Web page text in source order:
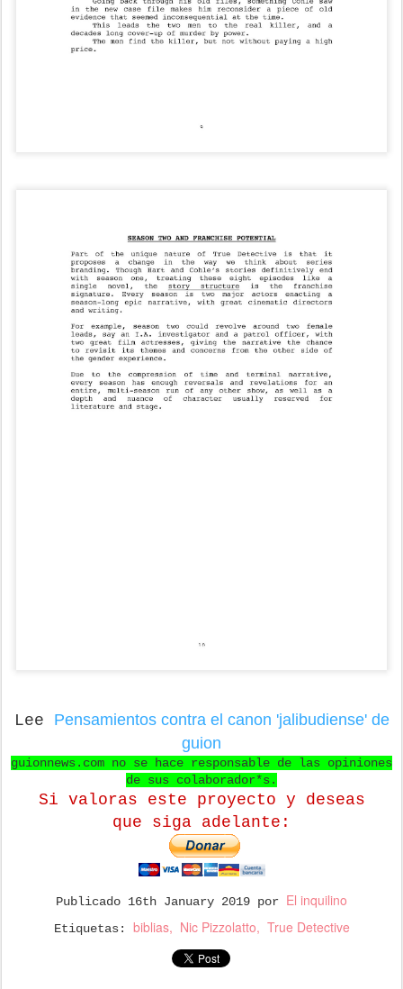
Lee Pensamientos contra el canon 'jalibudiense' de
guion
guionnews.com no se hace responsable de las opiniones
de sus colaborador*s.
Si valoras este proyecto y deseas
que siga adelante:
Publicado 16th January 2019 por El inquilino
Etiquetas: biblias Nic Pizzolatto True Detective